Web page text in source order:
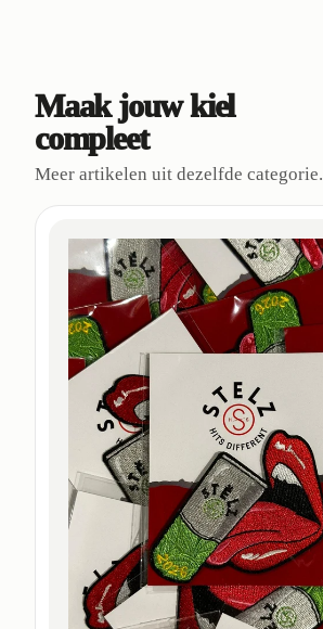
Maak jouw kiel
compleet
Meer artikelen uit dezelfde categorie.